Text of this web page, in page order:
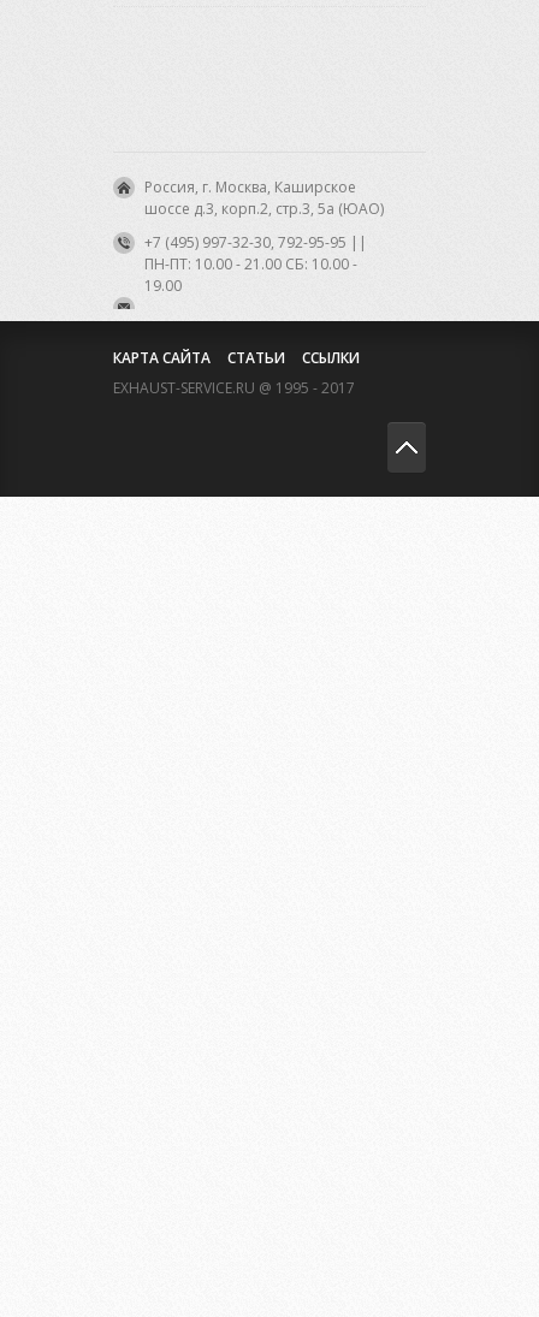
Россия, г. Москва, Каширское
шоссе д.3, корп.2, стр.3, 5а (ЮАО)
+7 (495) 997-32-30, 792-95-95 ||
ПН-ПТ: 10.00 - 21.00 CБ: 10.00 -
19.00
КАРТА САЙТА СТАТЬИ
ССЫЛКИ
EXHAUST-SERVICE.RU @ 1995 - 2017